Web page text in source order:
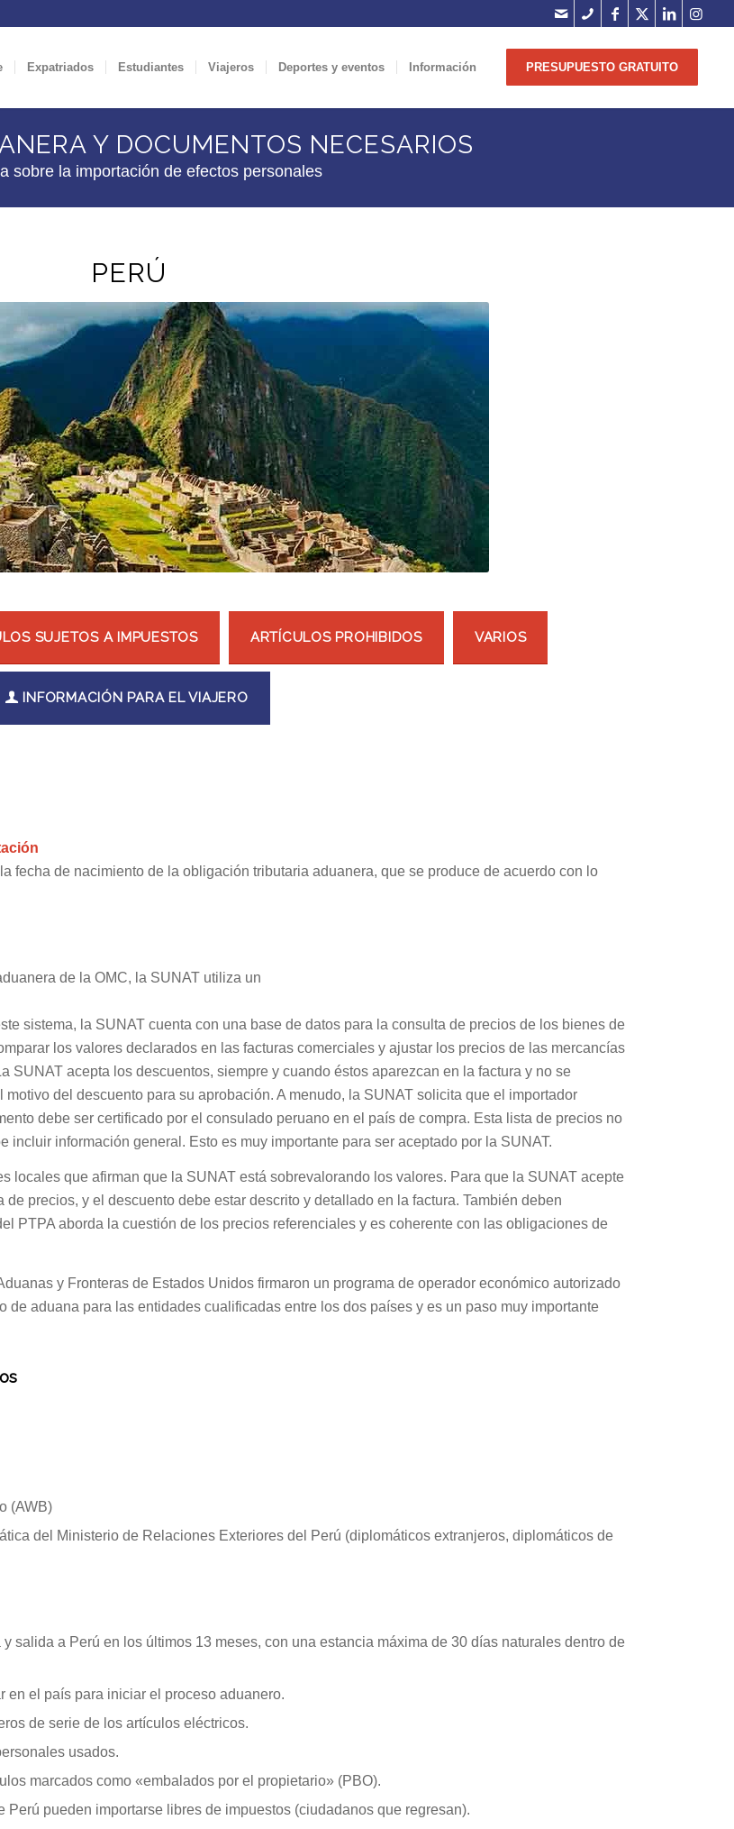
Expatriados Estudiantes Viajeros Deportes y eventos Información PRESUPUESTO GRATUITO
Y DOCUMENTOS NECESARIOS
sobre la importación de efectos personales
PERÚ
SUJETOS A IMPUESTOS ARTÍCULOS PROHIBIDOS VARIOS
INFORMACIÓN PARA EL VIAJERO
fecha de nacimiento de la obligación tributaria aduanera, que se produce de acuerdo con lo
de la OMC, la SUNAT utiliza un
sistema, la SUNAT cuenta con una base de datos para la consulta de precios de los bienes de
los valores declarados en las facturas comerciales y ajustar los precios de las mercancías
SUNAT acepta los descuentos, siempre y cuando éstos aparezcan en la factura y no se
del descuento para su aprobación. A menudo, la SUNAT solicita que el importador
debe ser certificado por el consulado peruano en el país de compra. Esta lista de precios no
información general. Esto es muy importante para ser aceptado por la SUNAT.
locales que afirman que la SUNAT está sobrevalorando los valores. Para que la SUNAT acepte
precios, y el descuento debe estar descrito y detallado en la factura. También deben
PTPA aborda la cuestión de los precios referenciales y es coherente con las obligaciones de
y Fronteras de Estados Unidos firmaron un programa de operador económico autorizado
aduana para las entidades cualificadas entre los dos países y es un paso muy importante
(AWB)
del Ministerio de Relaciones Exteriores del Perú (diplomáticos extranjeros, diplomáticos de
salida a Perú en los últimos 13 meses, con una estancia máxima de 30 días naturales dentro de
en el país para iniciar el proceso aduanero.
de serie de los artículos eléctricos.
usados.
marcados como «embalados por el propietario» (PBO).
pueden importarse libres de impuestos (ciudadanos que regresan).